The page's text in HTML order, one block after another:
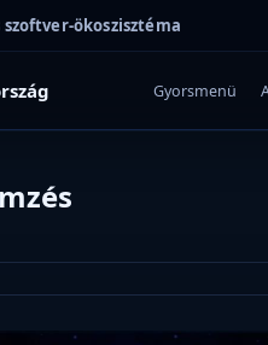
ökoszisztéma
Gyorsmenü